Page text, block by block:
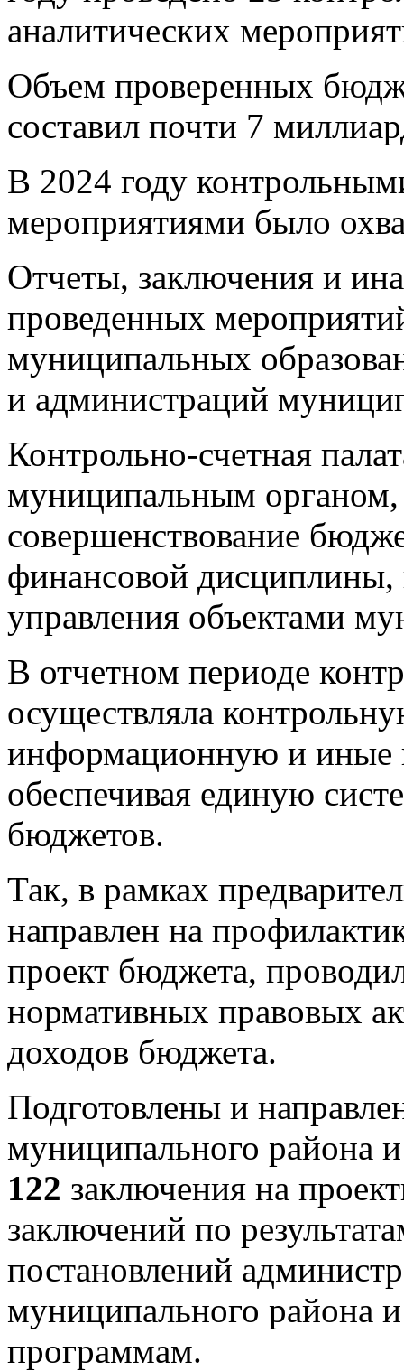
аналитических
Объем проверенных
составил почти 7
В 2024 году
мероприятиями было
Отчеты, заключения и
проведенных
муниципальных
и администраций
Контрольно-счетная
муниципальным
совершенствование
финансовой дисциплины,
управления объектами
В отчетном периоде
осуществляла
информационную и иные
обеспечивая единую
бюджетов.
Так, в рамках
направлен на
проект бюджета,
нормативных правовых
доходов бюджета.
Подготовлены и
муниципального района
122 заключения на
заключений по
постановлений
муниципального района
программам.